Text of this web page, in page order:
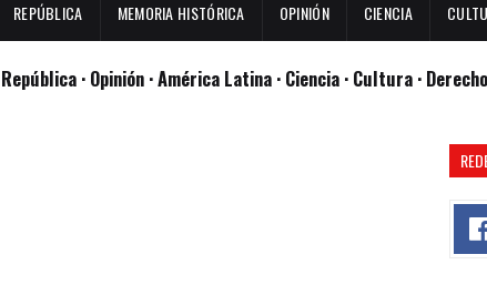
REPÚBLICA MEMORIA HISTÓRICA OPINIÓN CIENCIA
República· Opinión · América Latina · Ciencia · Cultura ·